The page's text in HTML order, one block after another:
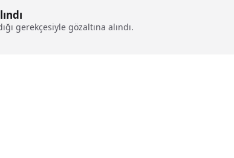
gerekçesiyle gözaltına alındı.